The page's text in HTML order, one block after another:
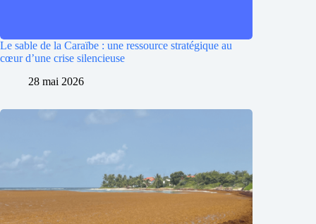
Le sable de la Caraïbe : une ressource stratégique au
cœur d’une crise silencieuse
28 mai 2026